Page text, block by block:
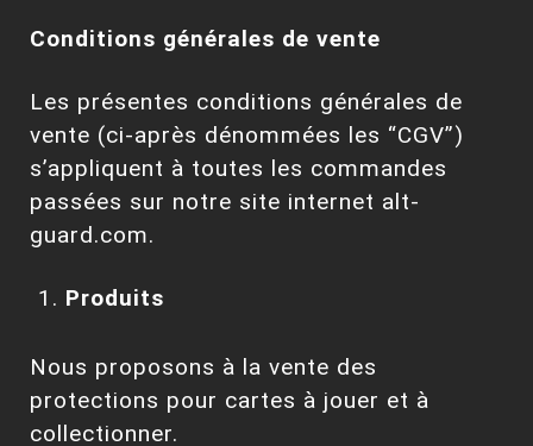
Conditions générales de vente
Les présentes conditions générales de
vente (ci-après dénommées les “CGV”)
s’appliquent à toutes les commandes
passées sur notre site internet alt-
guard.com.
Produits
Nous proposons à la vente des
protections pour cartes à jouer et à
collectionner.